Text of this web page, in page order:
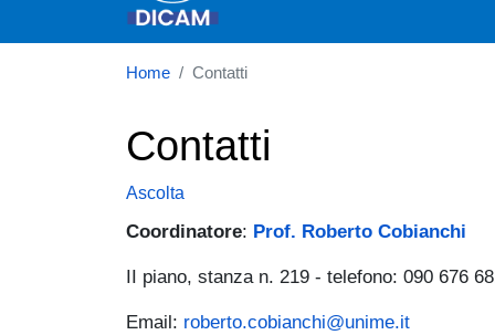
Home Contatti
Contatti
Ascolta
Coordinatore: Prof. Roberto Cobianchi
II piano, stanza n. 219 - telefono: 090 676
Email: roberto.cobianchi@unime.it